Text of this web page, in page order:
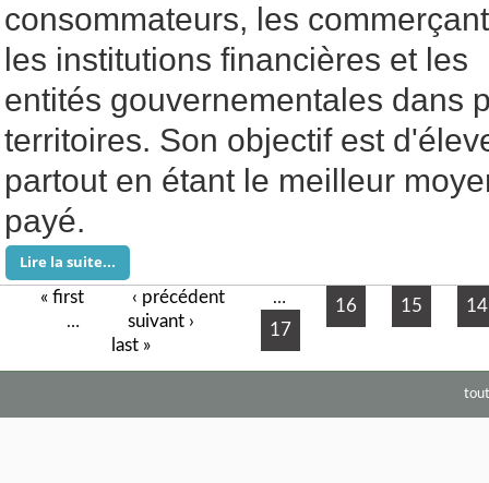
consommateurs, les
les institutions financières et les
entités gouvernementales dans
territoires. Son objectif est
partout en étant le meilleur
payé.
Lire la suite...
Pages« first ‹ précédent … 14
15
16
17
…
suivant ›
last »